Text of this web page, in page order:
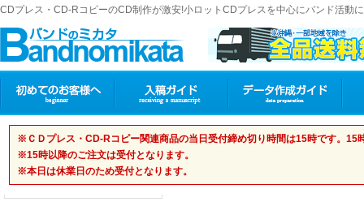
CDプレス・CD-RコピーのCD制作が激安!小ロットCDプレスを中心にバンド活動
※ＣＤプレス・CD-Rコピー関連商品の当日受付締め切り時間は15時です。15
※15時以降のご注文は受付となります。
※本日は休業日のため受付となります。
バンドのミカタ
ご利用案内｜ お問い合わせ
特定商取引法表示
ログイン
新規登録はこちら
ログインはこちら
ホーム｜フライヤー印刷 A5サイズ
フライヤー印刷
フライヤー印刷 A5サイズ